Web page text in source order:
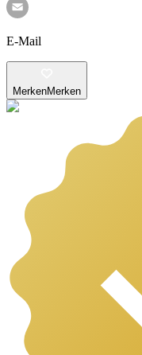
E-Mail
MerkenMerken